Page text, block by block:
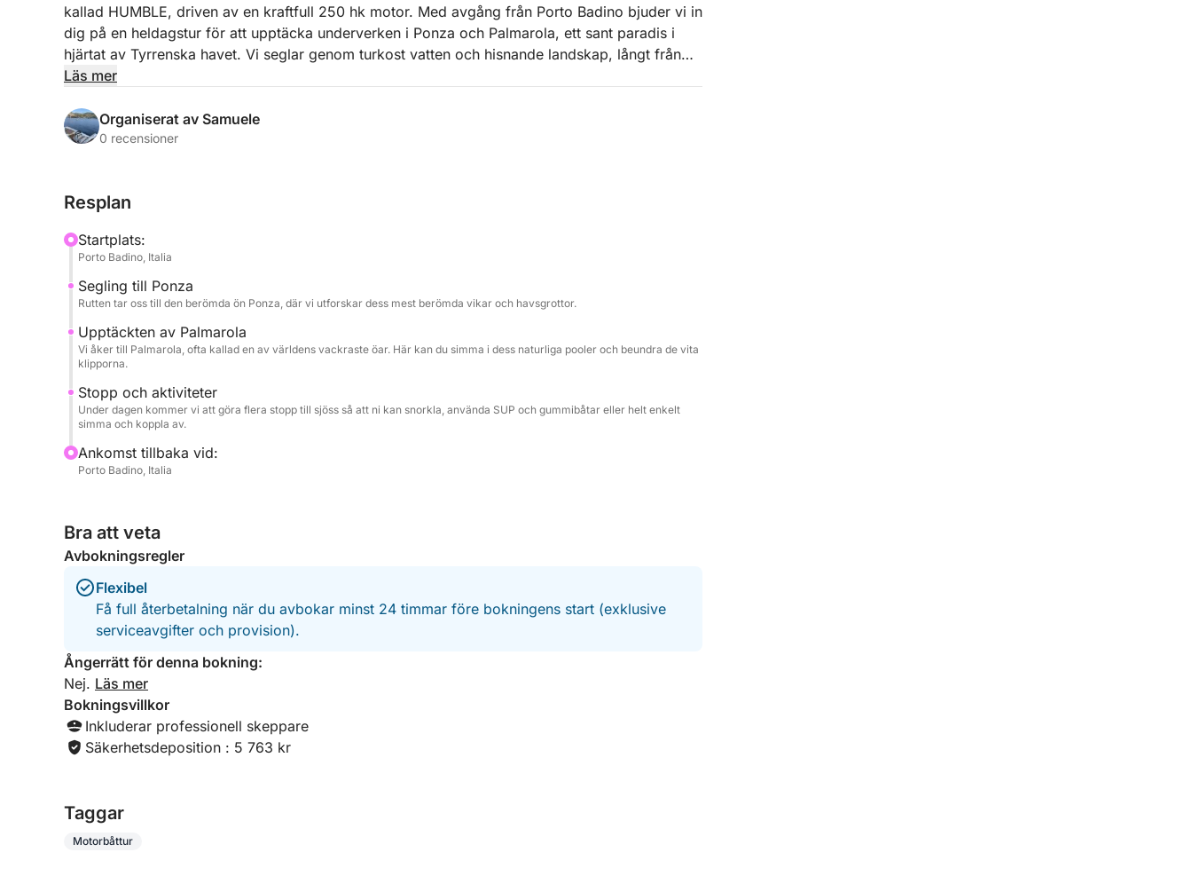
kallad HUMBLE, driven av en kraftfull 250 hk motor. Med avgång från Porto Badino bjuder vi in
dig på en heldagstur för att upptäcka underverken i Ponza och Palmarola, ett sant paradis i
hjärtat av Tyrrenska havet. Vi seglar genom turkost vatten och hisnande landskap, långt från
folkmassorna, för ett äventyr av ren avkoppling och upptäckter.
Med sin stabilitet och komfort är vår RIB det perfekta fartyget för att utforska varje hörn av
dessa öar. Du kan koppla av i solen på vårt rymliga soldäck, snorkla i otroligt klart vatten och
Denna tur är utformad för att ge ett komplett äventyr, med flera stopp för simning och att
smutta på en flaska champagne och lyssna på din favoritmusik tack vare stereon, medan du
njuter av en av de vackraste utsikterna i världen.
Läs mer
Organiserat av Samuele
0 recensioner
Resplan
Startplats:
Porto Badino, Italia
Segling till Ponza
Rutten tar oss till den berömda ön Ponza, där vi utforskar dess mest berömda vikar och havsgrottor.
Upptäckten av Palmarola
Vi åker till Palmarola, ofta kallad en av världens vackraste öar. Här kan du simma i dess naturliga pooler och beundra de vita
klipporna.
Stopp och aktiviteter
Under dagen kommer vi att göra flera stopp till sjöss så att ni kan snorkla, använda SUP och gummibåtar eller helt enkelt
simma och koppla av.
Ankomst tillbaka vid:
Porto Badino, Italia
Bra att veta
Avbokningsregler
Flexibel
Få full återbetalning när du avbokar minst 24 timmar före bokningens start (exklusive
serviceavgifter och provision).
Ångerrätt för denna bokning:
Nej. Läs mer
Bokningsvillkor
Inkluderar professionell skeppare
Säkerhetsdeposition : 5 763 kr
Taggar
Motorbåttur